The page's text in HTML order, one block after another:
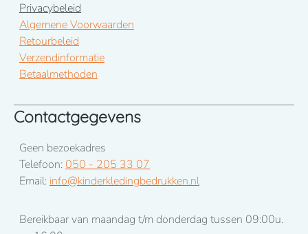
Privacybeleid
Algemene Voorwaarden
Retourbeleid
Verzendinformatie
Betaalmethoden
Contactgegevens
Geen bezoekadres
Telefoon: 050 - 205 33 07
Email: info@kinderkledingbedrukken.nl
Bereikbaar van maandag t/m donderdag tussen 09:00u.